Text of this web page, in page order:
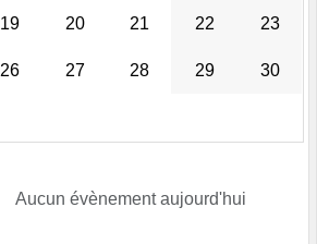
19 20 21 22 23
26 27 28 29 30
Aucun évènement aujourd'hui